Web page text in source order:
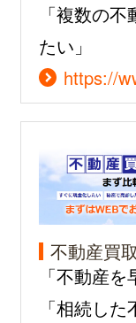
「複数の
たい」
https://
不動産買取
「不動産を
「相続し